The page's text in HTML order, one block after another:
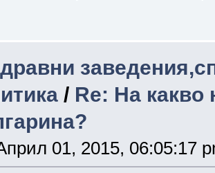
/ Re: На какво
01, 2015, 06:05:17